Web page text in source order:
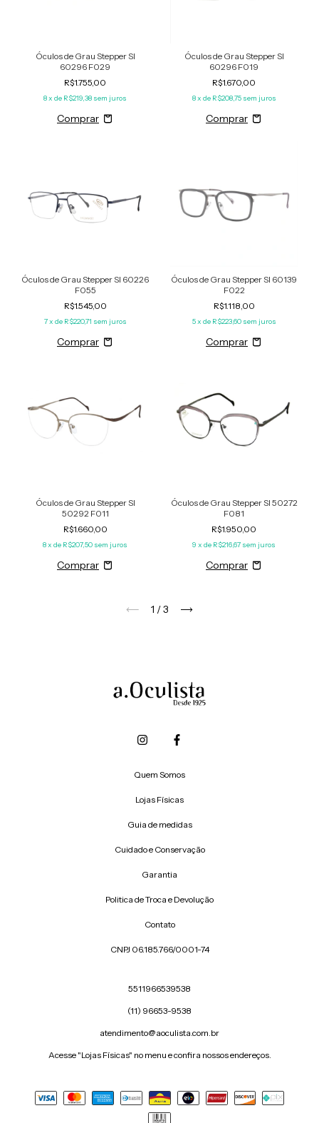
Óculos de Grau Stepper SI
60296 F029
R$1.755,00
8x de R$219,38 sem juros
Óculos de Grau Stepper SI
60296 F019
R$1.670,00
8x de R$208,75 sem juros
Óculos de Grau Stepper SI 60226
F055
R$1.545,00
7x de R$220,71 sem juros
Óculos de Grau Stepper SI 60139
F022
R$1.118,00
5x de R$223,60 sem juros
Óculos de Grau Stepper SI
50292 F011
R$1.660,00
8x de R$207,50 sem juros
Óculos de Grau Stepper SI 50272
F081
R$1.950,00
9 x de R$216,67 sem juros
1 /3
Quem Somos
Lojas Físicas
Guia de medidas
Cuidado e Conservação
Garantia
Politica de Troca e Devolução
Contato
CNPJ 06.185.766/0001-74
5511966539538
(11) 96653-9538
atendimento@aoculista.com.br
Acesse "Lojas Físicas" no menu e confira nossos endereços.